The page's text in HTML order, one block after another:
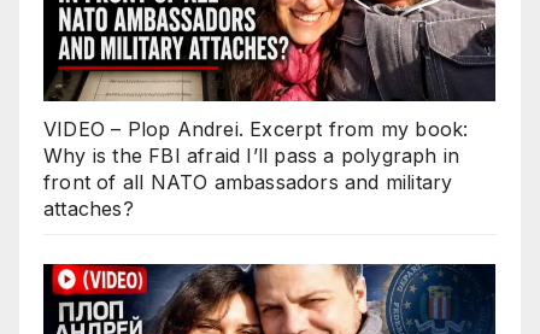
VIDEO – Plop Andrei. Excerpt from my book:
Why is the FBI afraid I’ll pass a polygraph in
front of all NATO ambassadors and military
attaches?